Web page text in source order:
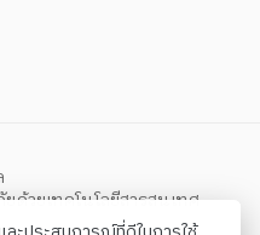
วยเทคโนโลยีสารสนเทศ